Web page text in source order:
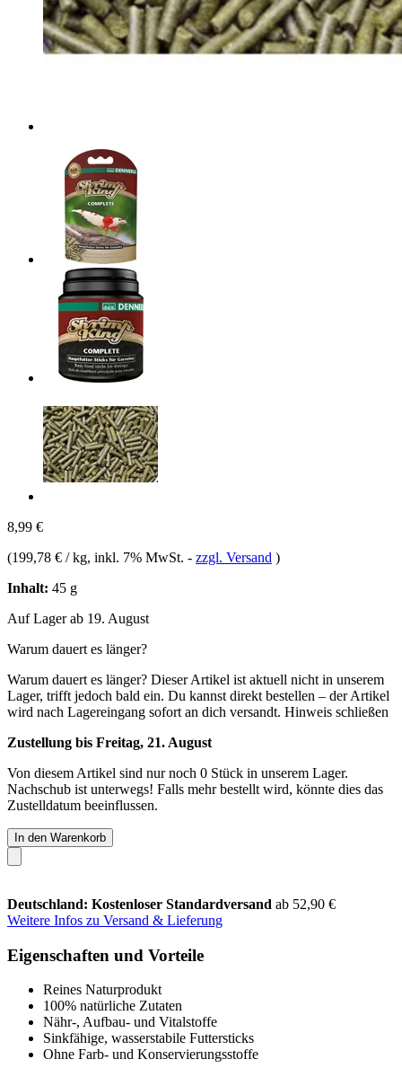
8,99 €
(199,78 € / kg, inkl. 7% MwSt. - zzgl. Versand )
Inhalt: 45 g
Auf Lager ab 19. August
Warum dauert es länger?
Warum dauert es länger? Dieser Artikel ist aktuell nicht in unserem
Lager, trifft jedoch bald ein. Du kannst direkt bestellen – der Artikel
wird nach Lagereingang sofort an dich versandt. Hinweis schließen
Zustellung bis Freitag, 21. August
Von diesem Artikel sind nur noch 0 Stück in unserem Lager.
Nachschub ist unterwegs! Falls mehr bestellt wird, könnte dies das
Zustelldatum beeinflussen.
In den Warenkorb
Deutschland: Kostenloser Standardversand ab 52,90 €
Weitere Infos zu Versand & Lieferung
Eigenschaften und Vorteile
Reines Naturprodukt
100% natürliche Zutaten
Nähr-, Aufbau- und Vitalstoffe
Sinkfähige, wasserstabile Futtersticks
Ohne Farb- und Konservierungsstoffe